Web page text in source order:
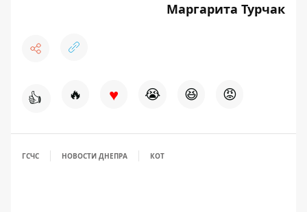
Маргарита Турчак
👍 🔥 ♥ 😭 😆 😡
ГСЧС НОВОСТИ ДНЕПРА КОТ